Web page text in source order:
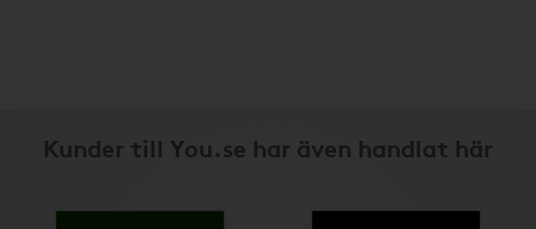
Kunder till You.se har även handlat här